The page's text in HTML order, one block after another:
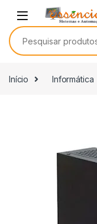
Início Informática